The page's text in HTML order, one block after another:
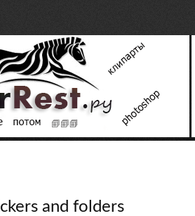
and folders